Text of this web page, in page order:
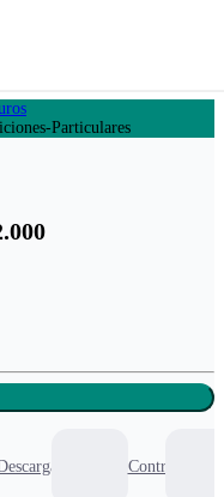
Particulares
Contratar